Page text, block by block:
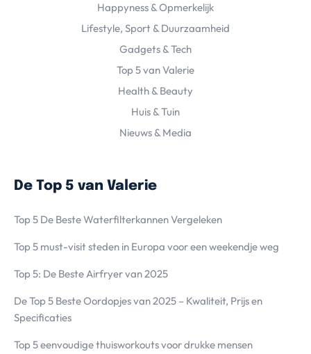
Happyness & Opmerkelijk
Lifestyle, Sport & Duurzaamheid
Gadgets & Tech
Top 5 van Valerie
Health & Beauty
Huis & Tuin
Nieuws & Media
De Top 5 van Valerie
Top 5 De Beste Waterfilterkannen Vergeleken
Top 5 must-visit steden in Europa voor een weekendje weg
Top 5: De Beste Airfryer van 2025
De Top 5 Beste Oordopjes van 2025 – Kwaliteit, Prijs en
Specificaties
Top 5 eenvoudige thuisworkouts voor drukke mensen